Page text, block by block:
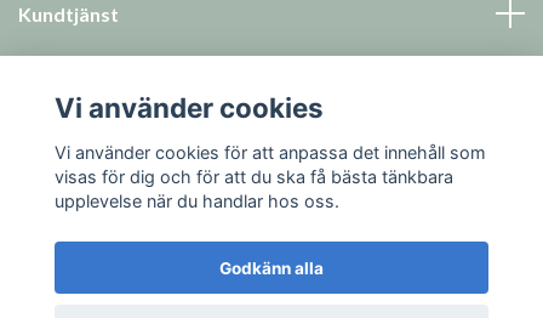
Kundtjänst
Sociala medier
Vi använder cookies
Vi använder cookies för att anpassa det innehåll som
visas för dig och för att du ska få bästa tänkbara
upplevelse när du handlar hos oss.
Godkänn alla